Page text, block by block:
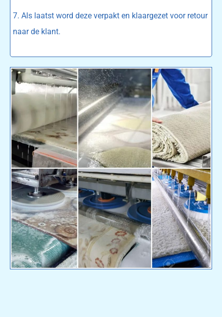
7. Als laatst word deze verpakt en klaargezet voor retour
naar de klant.